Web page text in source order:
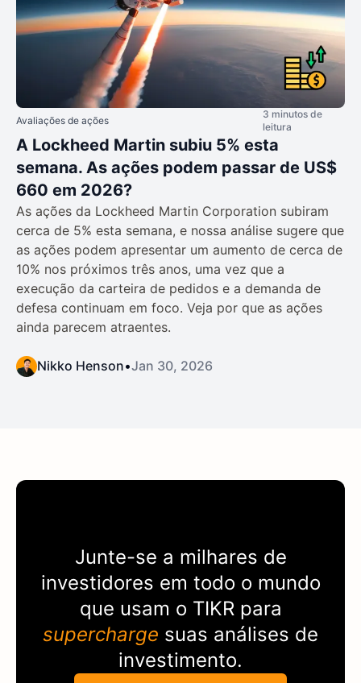
Avaliações de ações
3 minutos de
leitura
A Lockheed Martin subiu 5% esta
semana. As ações podem passar de US$
660 em 2026?
As ações da Lockheed Martin Corporation subiram
cerca de 5% esta semana, e nossa análise sugere que
as ações podem apresentar um aumento de cerca de
10% nos próximos três anos, uma vez que a
execução da carteira de pedidos e a demanda de
defesa continuam em foco. Veja por que as ações
ainda parecem atraentes.
Nikko Henson•Jan 30, 2026
Junte-se a milhares de
investidores em todo o mundo
que usam o TIKRpara
supercharge suas análises de
investimento.